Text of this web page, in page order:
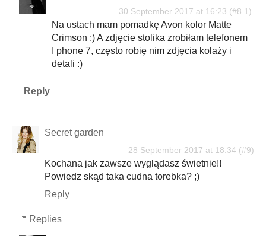
30 September 2017 at 16:23
Na ustach mam pomadkę Avon kolor Matte
Crimson :) A zdjęcie stolika zrobiłam telefonem
I phone 7, często robię nim zdjęcia kolaży i
detali :)
Reply
Secret garden
28 September 2017 at 18:34
Kochana jak zawsze wyglądasz świetnie!!
Powiedz skąd taka cudna torebka? ;)
Reply
Replies